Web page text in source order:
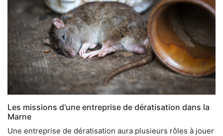
Les missions d'une entreprise de dératisation dans la
Marne
Une entreprise de dératisation aura plusieurs rôles à jouer